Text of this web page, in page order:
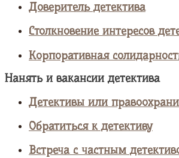
Доверитель детектива
Столкновение интересов
Корпоративная
Нанять и вакансии детектива
Детективы или
Обратиться к детективу
Встреча с частным